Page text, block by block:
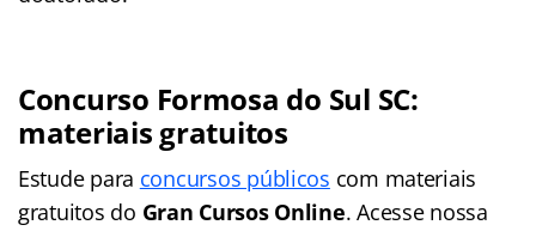
Concurso Formosa do Sul SC:
materiais gratuitos
Estude para concursos públicos com materiais
gratuitos do Gran Cursos Online. Acesse nossa